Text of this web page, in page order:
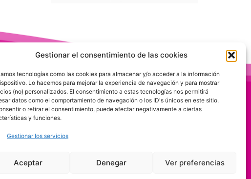
Gestionar el consentimiento de las cookies
tecnologías como las cookies para almacenar y/o acceder a la información
Lo hacemos para mejorar la experiencia de navegación y para mostrar
(no) personalizados. El consentimiento a estas tecnologías nos permitirá
datos como el comportamiento de navegación o los ID's únicos en este sitio.
o retirar el consentimiento, puede afectar negativamente a ciertas
y funciones.
Gestionar los servicios
Aceptar Denegar Ver preferencias
la